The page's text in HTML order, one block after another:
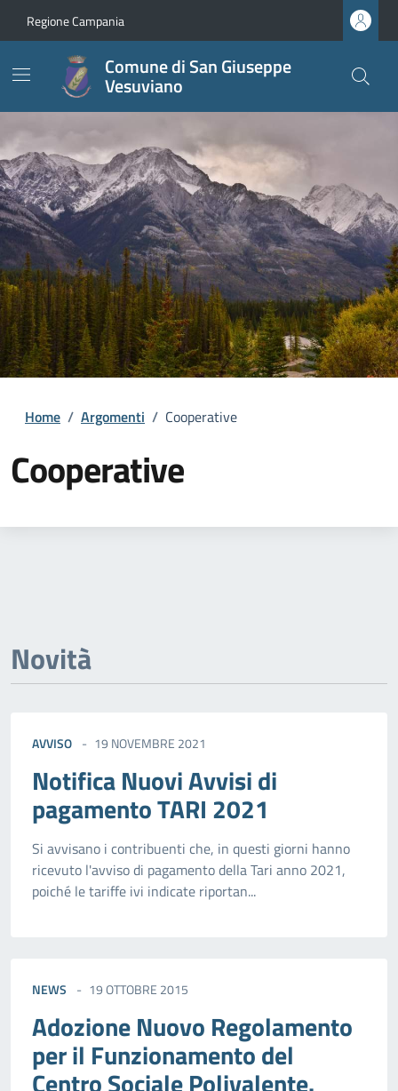
Regione Campania
Comune di San Giuseppe
Vesuviano
Home / Argomenti / Cooperative
Cooperative
Dettagli della notizia
Novità
AVVISO 19 NOVEMBRE 2021
Notifica Nuovi Avvisi di
pagamento TARI 2021
Si avvisano i contribuenti che, in questi giorni hanno
ricevuto l'avviso di pagamento della Tari anno 2021,
poiché le tariffe ivi indicate riportan...
NEWS 19 OTTOBRE 2015
Adozione Nuovo Regolamento
per il Funzionamento del